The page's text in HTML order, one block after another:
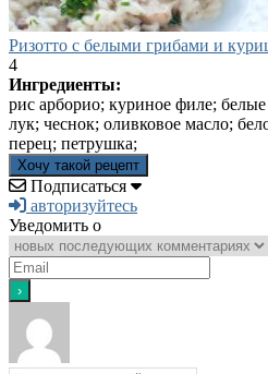
Ризотто с белыми грибами и
4
Ингредиенты:
рис арборио; куриное филе;
лук; чеснок; оливковое масло;
перец; петрушка;
Хочу такой рецепт
Подписаться
авторизуйтесь
Уведомить о